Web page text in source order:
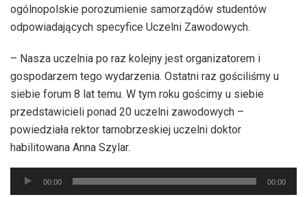
ogólnopolskie porozumienie samorządów studentów
odpowiadających specyfice Uczelni Zawodowych.
– Nasza uczelnia po raz kolejny jest organizatorem i
gospodarzem tego wydarzenia. Ostatni raz gościliśmy u
siebie forum 8 lat temu. W tym roku gościmy u siebie
przedstawicieli ponad 20 uczelni zawodowych –
powiedziała rektor tarnobrzeskiej uczelni doktor
habilitowana Anna Szylar.
Odtwarzacz
plików
00:00 00:00